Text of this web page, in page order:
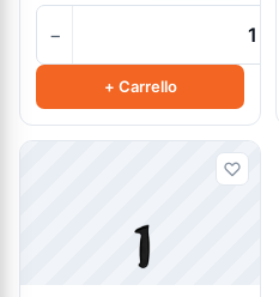
−
+ Carrello